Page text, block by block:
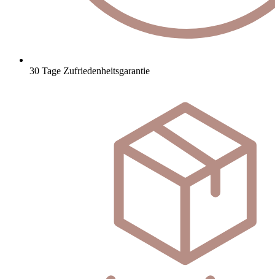
30 Tage Zufriedenheitsgarantie